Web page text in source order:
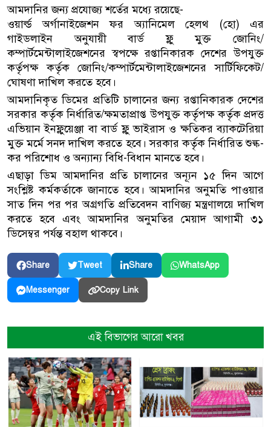
আমদানির জন্য প্রযোজ্য শর্তের মধ্যে রয়েছে-
ওয়ার্ল্ড অর্গানাইজেশন ফর অ্যানিমেল হেলথ (হো) এর
গাইডলাইন অনুযায়ী বার্ড ফ্লু মুক্ত জোনিং/
কম্পার্টমেন্টালাইজেশনের স্বপক্ষে রপ্তানিকারক দেশের উপযুক্ত
কর্তৃপক্ষ কর্তৃক জোনিং/কম্পার্টমেন্টালাইজেশনের সার্টিফিকেট/
ঘোষণা দাখিল করতে হবে।
আমদানিকৃত ডিমের প্রতিটি চালানের জন্য রপ্তানিকারক দেশের
সরকার কর্তৃক নির্ধারিত/ক্ষমতাপ্রাপ্ত উপযুক্ত কর্তৃপক্ষ কর্তৃক প্রদত্ত
এভিয়ান ইনফ্লুয়েঞ্জা বা বার্ড ফ্লু ভাইরাস ও ক্ষতিকর ব্যাকটেরিয়া
মুক্ত মর্মে সনদ দাখিল করতে হবে। সরকার কর্তৃক নির্ধারিত শুল্ক-
কর পরিশোধ ও অন্যান্য বিধি-বিধান মানতে হবে।
এছাড়া ডিম আমদানির প্রতি চালানের অন্যূন ১৫ দিন আগে
সংশ্লিষ্ট কর্মকর্তাকে জানাতে হবে। আমদানির অনুমতি পাওয়ার
সাত দিন পর পর অগ্রগতি প্রতিবেদন বাণিজ্য মন্ত্রণালয়ে দাখিল
করতে হবে এবং আমদানির অনুমতির মেয়াদ আগামী ৩১
ডিসেম্বর পর্যন্ত বহাল থাকবে।
Share Tweet Share WhatsApp
Messenger Copy Link
এই বিভাগের আরো খবর